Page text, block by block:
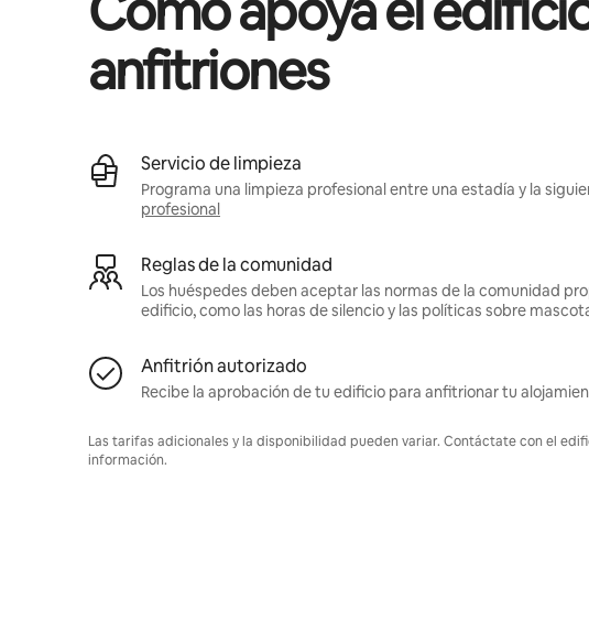
anfitriones
Servicio de limpieza
Programa una limpieza profesional entre una estadía y la
profesional
Reglas de la comunidad
Los huéspedes deben aceptar las normas de la comunidad
edificio, como las horas de silencio y las políticas sobre
Anfitrión autorizado
Recibe la aprobación de tu edificio para anfitrionar tu
Las tarifas adicionales y la disponibilidad pueden variar. Contáctate con el
información.